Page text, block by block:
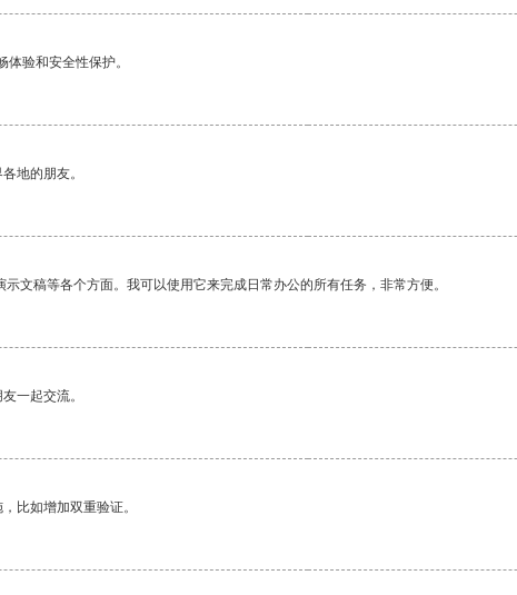
验和安全性保护。
地的朋友。
文稿等各个方面。我可以使用它来完成日常办公的所有任务，非常方便。
一起交流。
比如增加双重验证。